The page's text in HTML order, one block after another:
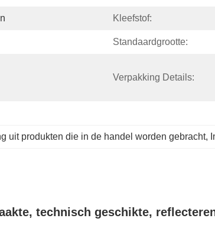
Kleefstof:
Standaardgrootte:
Verpakking Details:
uit produkten die in de handel worden gebracht,
technisch geschikte,